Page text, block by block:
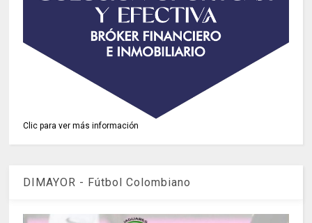
Clic para ver más información
DIMAYOR - Fútbol Colombiano